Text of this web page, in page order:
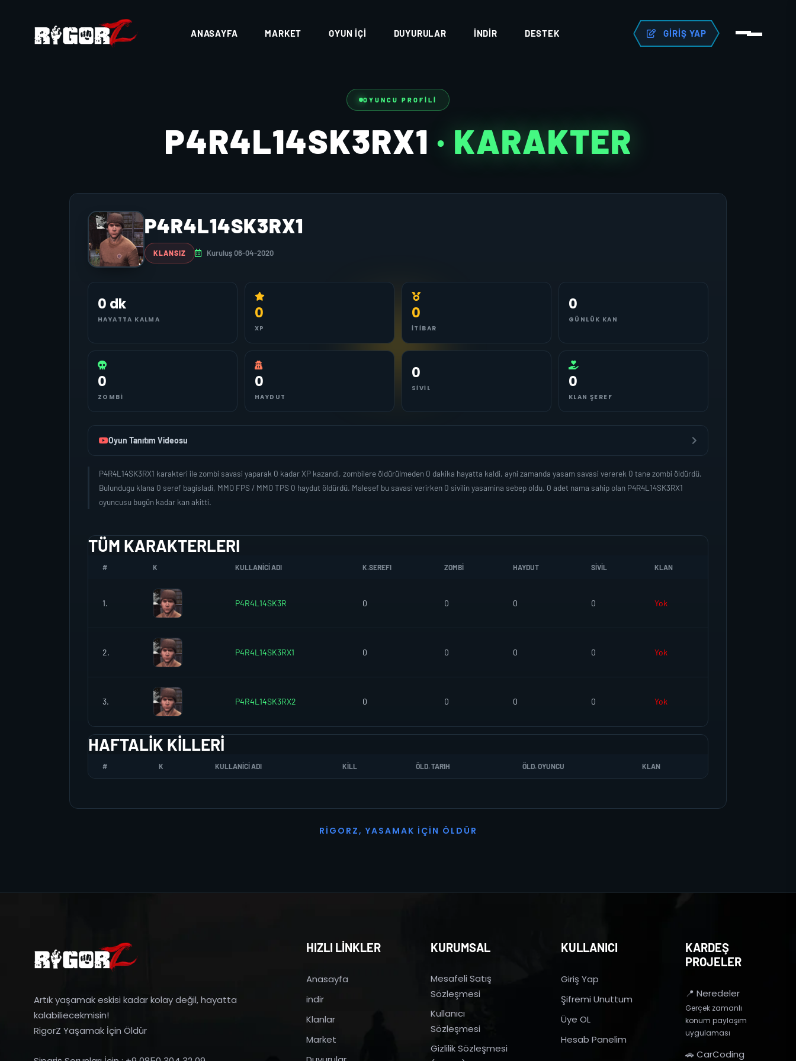
ANASAYFA MARKET OYUN İÇI DUYURULAR İNDIR DESTEK GIRIŞ YAP
OYUNCU PROFILI
P4R4L14SK3RX1 · KARAKTER
P4R4L14SK3RX1
KLANSIZ Kuruluş 06-04-2020
0 dk
HAYATTA KALMA 0
XP
0
İTIBAR
0
GÜNLÜK KAN
0
ZOMBI
0
HAYDUT
0
SIVIL 0
KLAN ŞEREF
Oyun Tanıtım Videosu
P4R4L14SK3RX1 karakteri ile zombi savasi yaparak 0 kadar XP kazandi, zombilere öldürülmeden 0 dakika hayatta kaldi, ayni zamanda yasam savasi vererek 0 tane zombi öldürdü.
Bulundugu klana 0 seref bagisladi, MMO FPS / MMO TPS 0 haydut öldürdü. Malesef bu savasi verirken 0 sivilin yasamina sebep oldu. 0 adet nama sahip olan P4R4L14SK3RX1
oyuncusu bugün kadar kan akitti.
TÜM KARAKTERLERI
# K KULLANICI ADI K.SEREFI ZOMBI HAYDUT SIVIL KLAN
1. P4R4L14SK3R 0 0 0 0 Yok
2. P4R4L14SK3RX1 0 0 0 0 Yok
3. P4R4L14SK3RX2 0 0 0 0 Yok
HAFTALIK KILLERI
# K KULLANICI ADI KILL ÖLD. TARIH ÖLD. OYUNCU KLAN
R I G O R Z, YASAMAK İ ÇI N Ö L D Ü R
Artık yaşamak eskisi kadar kolay değil, hayatta
kalabiliecekmisin!
RigorZ Yaşamak İçin Öldür
HIZLI LİNKLER
Anasayfa
indir
Klanlar
Market
KURUMSAL
Mesafeli Satış
Sözleşmesi
Kullanıcı
Sözleşmesi
Gizlilik Sözleşmesi
KULLANICI
Giriş Yap
Şifremi Unuttum
Üye OL
Hesab Panelim
KARDEŞ
PROJELER
📍 Neredeler
Gerçek zamanlı
konum paylaşım
uygulaması
🚗 CarCoding